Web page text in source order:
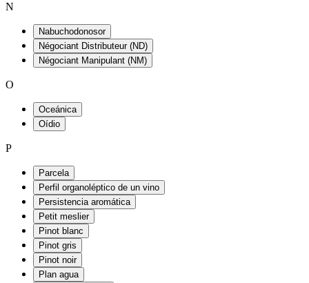
N
Nabuchodonosor
Négociant Distributeur (ND)
Négociant Manipulant (NM)
O
Oceánica
Oídio
P
Parcela
Perfil organoléptico de un vino
Persistencia aromática
Petit meslier
Pinot blanc
Pinot gris
Pinot noir
Plan agua